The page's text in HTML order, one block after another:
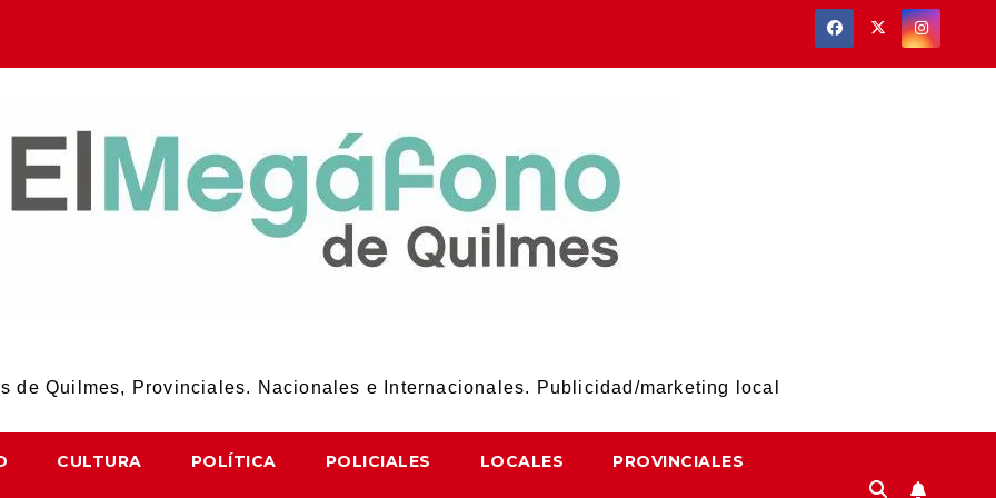
de Quilmes, Provinciales. Nacionales e Internacionales. Publicidad/marketing local
CULTURA POLÍTICA POLICIALES LOCALES PROVINCIALES